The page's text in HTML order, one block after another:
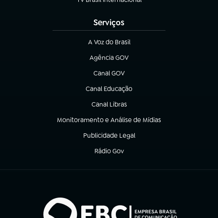
(abre em nova aba)
Serviços
A Voz do Brasil
(abre em nova aba)
Agência GOV
(abre em nova aba)
Canal GOV
(abre em nova aba)
Canal Educação
(abre em nova aba)
Canal Libras
(abre em nova aba)
Monitoramento e Análise de Mídias
(abre em nova aba)
Publicidade Legal
(abre em nova aba)
Rádio Gov
(abre em nova aba)